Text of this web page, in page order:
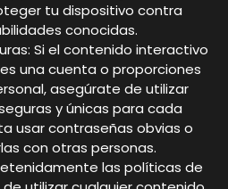
tu dispositivo contra
conocidas.
Si el contenido interactivo
una cuenta o proporciones
asegúrate de utilizar
y únicas para cada
usar contraseñas obvias o
con otras personas.
las políticas de